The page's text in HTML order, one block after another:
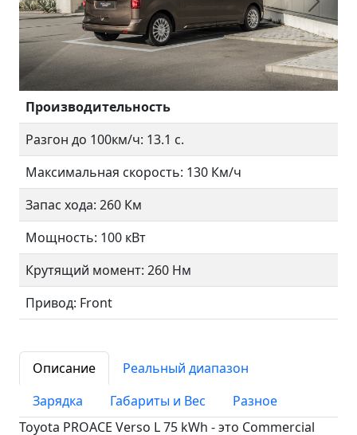
Предыдущий
Производительность
Разгон до 100км/ч: 13.1 с.
Максимальная скорость: 130 Км/ч
Запас хода: 260 Км
Мощность: 100 кВт
Крутящий момент: 260 Нм
Привод: Front
Описание
Реальный диапазон
Зарядка
Габариты и Вес
Разное
Toyota PROACE Verso L 75 kWh - это Commercial